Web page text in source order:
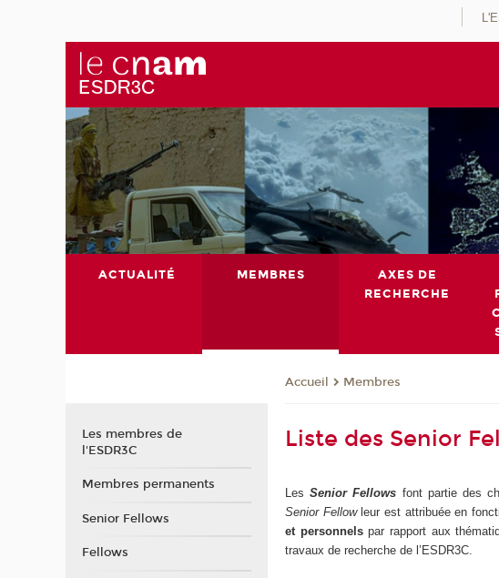
ACTUALITÉ MEMBRES
AXES DE
RECHERCHE
Accueil Membres
Liste des Senior
LesSenior Fellows font partie des
Senior Fellowleur est attribuée en
et personnelspar rapport aux
travaux de recherche de l’ESDR3C.
Les membres de
l'ESDR3C
Membres permanents
Senior Fellows
Fellows